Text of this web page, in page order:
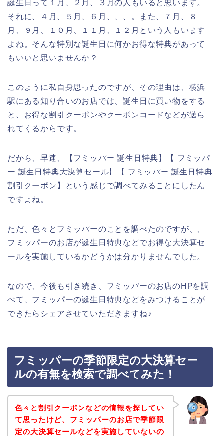
誕生日って１月、２月、３月の人もいると思います。
それに、４月、５月、６月、、、。また、７月、８
月、９月、１０月、１１月、１２月という人もいます
よね。そんな特別な誕生日に何かお得な特典があって
もいいと思いませんか？
このように私自身思ったのですが、その理由は、横浜
駅にある知り合いのお店では、誕生日に買い物をする
と、お得な割引クーポンやクーポンコードなどが送ら
れてくるからです。
だから、早速、【フミッパー 誕生日特典】【 フミッパ
ー 誕生日特典大決算セール】【 フミッパー 誕生日特典
割引クーポン】という感じで調べてみることにしたん
ですよね。
ただ、色々とフミッパーのことを調べたのですが、、
フミッパーのお店が誕生日特典などでお得な大決算セ
ールを実施しているかどうかは分かりませんでした。
なので、今後も引き続き、フミッパーのお店のHPを調
べて、フミッパーの誕生日特典などをみつけることが
できたらシェアさせていただきますね♪
フミッパーの季節限定の大決算セー
ルの有無を検索で調べてみた！
色々と割引クーポンなどの情報を探してい
て思ったけど、フミッパーのお店で季節限
定の大決算セールなどを実施していないの